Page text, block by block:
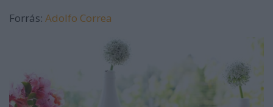
Forrás: Adolfo Correa